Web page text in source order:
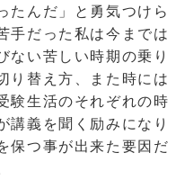
たんだ」と勇気つけら
手だった私は今までは
ない苦しい時期の乗り
り替え方、また時には
験生活のそれぞれの時
講義を聞く励みになり
保つ事が出来た要因だ